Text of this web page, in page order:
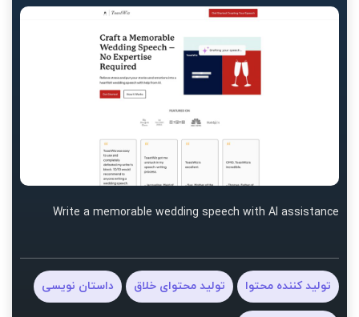
Write a memorable wedding speech with AI assistance
تولید کننده محتوا تولید محتوای خلاق داستان نویسی